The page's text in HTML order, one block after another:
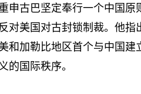
申古巴坚定奉行一个中国
对美国对古封锁制裁。他
和加勒比地区首个与中国
的国际秩序。